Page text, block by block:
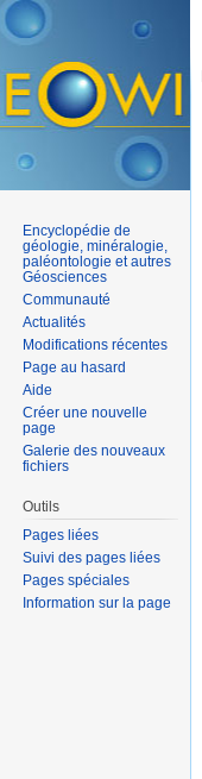
Encyclopédie de
géologie, minéralogie,
paléontologie et autres
Géosciences
Communauté
Actualités
Modifications récentes
Page au hasard
Aide
Créer une nouvelle
page
Galerie des nouveaux
fichiers
Outils
Pages liées
Suivi des pages liées
Pages spéciales
Information sur la page